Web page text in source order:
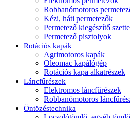
Robbanómotoros
Kézi, háti permetezők
Permetező kiegészítő
Permetező pisztolyok
Rotációs kapák
Agrimotoros kapák
Oleomac kapálógép
Rotációs kapa alkatrészek
Láncfűrészek
Elektromos láncfűrészek
Robbanómotoros
Öntözéstechnika